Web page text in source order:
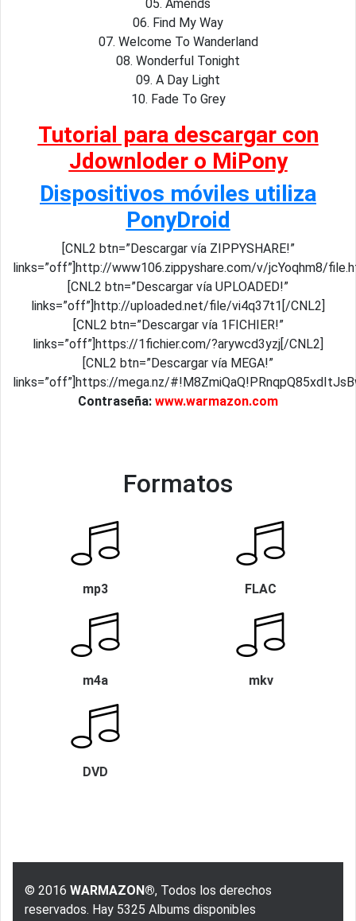
05. Amends
06. Find My Way
07. Welcome To Wanderland
08. Wonderful Tonight
09. A Day Light
10. Fade To Grey
Tutorial para descargar con
Jdownloder o MiPony
Dispositivos móviles utiliza
PonyDroid
[CNL2 btn=”Descargar vía ZIPPYSHARE!”
links=”off”]http://www106.zippyshare.com/v/jcYoqhm8/
[CNL2 btn=”Descargar vía UPLOADED!”
links=”off”]http://uploaded.net/file/vi4q37t1[/CNL2]
[CNL2 btn=”Descargar vía 1FICHIER!”
links=”off”]https://1fichier.com/?arywcd3yzj[/CNL2]
[CNL2 btn=”Descargar vía MEGA!”
links=”off”]https://mega.nz/
Contraseña: www.warmazon.com
Formatos
mp3 FLAC
m4a mkv
DVD
© 2016 WARMAZON®, Todos los derechos
reservados. Hay 5325 Albums disponibles